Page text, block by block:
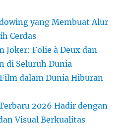
yang Membuat Alur
Cerdas
Joker: Folie à Deux dan
di Seluruh Dunia
dalam Dunia Hiburan
2026 Hadir dengan
Visual Berkualitas